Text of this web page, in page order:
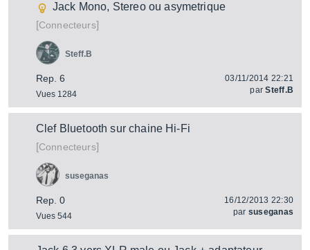
Jack Mono, Stereo ou asymetrique
[Connecteurs]
Rep. 6
Vues 1284
Steff.B
03/11/2014 22:21
parSteff.B
Clef Bluetooth sur chaine Hi-Fi
[Connecteurs]
Rep. 0
Vues 544
suseganas
16/12/2013 22:30
par suseganas